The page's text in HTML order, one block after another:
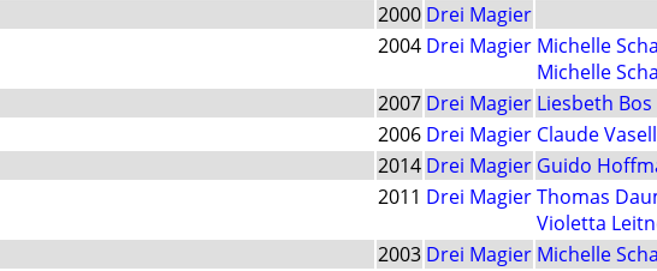
2000 Drei Magier
2004 Drei Magier Michelle
Michelle
2007 Drei Magier Liesbeth Bos
2006 Drei Magier Claude
2014 Drei Magier Guido
2011 Drei MagierThomas
Violetta
2003 Drei Magier Michelle